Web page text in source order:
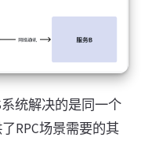
统解决的是同一个
RPC场景需要的其